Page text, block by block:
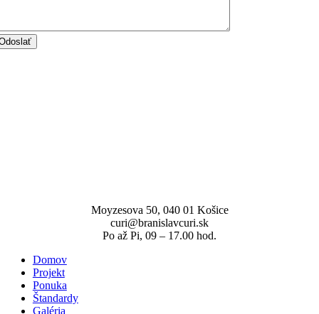
Moyzesova 50, 040 01 Košice
curi@branislavcuri.sk
Po až Pi, 09 – 17.00 hod.
Domov
Projekt
Ponuka
Štandardy
Galéria